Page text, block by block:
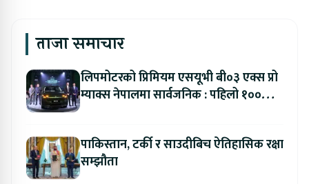
ताजा समाचार
लिपमोटरको प्रिमियम एसयूभी बी०३ एक्स प्रो
म्याक्स नेपालमा सार्वजनिक : पहिलो १००
पाकिस्तान, टर्की र साउदीबिच ऐतिहासिक रक्षा
सम्झौता